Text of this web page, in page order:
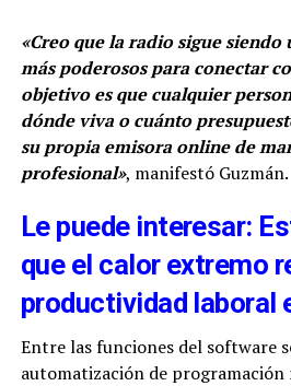
«Creo que la radio sigue siendo
más poderosos para conectar
objetivo es que cualquier
dónde viva o cuánto
su propia emisora online de
profesional», manifestó Guzmán.
Le puede interesar:
que el calor extremo
productividad laboral
Entre las funciones del software
automatización de programación